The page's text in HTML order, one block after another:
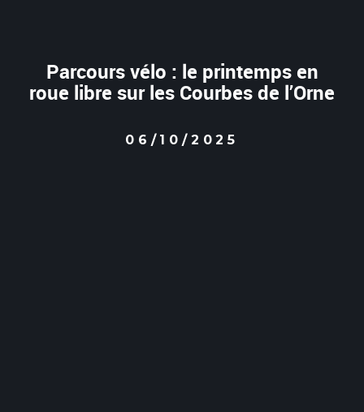
Parcours vélo : le printemps en
roue libre sur les Courbes de l’Orne
06/10/2025